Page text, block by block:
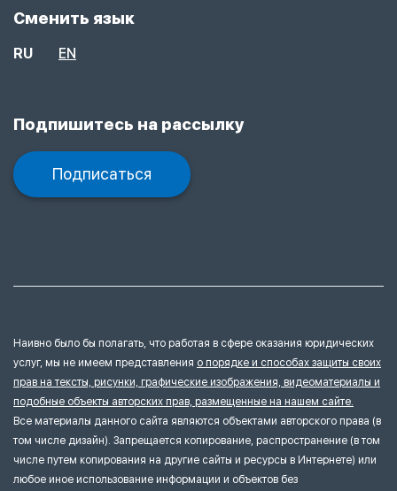
Сменить язык
RU EN
Подпишитесь на рассылку
Подписаться
Наивно было бы полагать, что работая в сфере оказания юридических
услуг, мы не имеем представления о порядке и способах защиты своих
прав на тексты, рисунки, графические изображения, видеоматериалы и
подобные объекты авторских прав, размещенные на нашем сайте.
Все материалы данного сайта являются объектами авторского права (в
том числе дизайн). Запрещается копирование, распространение (в том
числе путем копирования на другие сайты и ресурсы в Интернете) или
любое иное использование информации и объектов без